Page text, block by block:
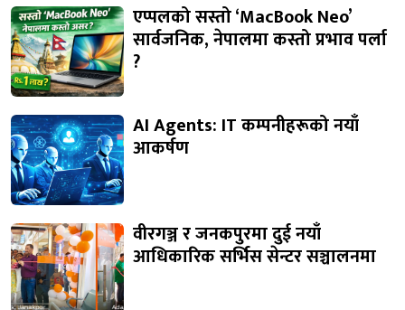
एप्पलको सस्तो ‘MacBook Neo’
सार्वजनिक, नेपालमा कस्तो प्रभाव पर्ला
?
AI Agents: IT कम्पनीहरूको नयाँ
आकर्षण
वीरगञ्ज र जनकपुरमा दुई नयाँ
आधिकारिक सर्भिस सेन्टर सञ्चालनमा